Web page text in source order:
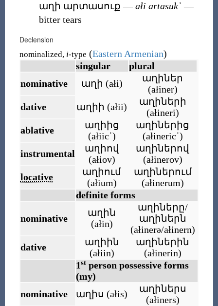
աղի արտասուք ―ałi artasukʿ ―
bitter tears
Declension
nominalized, i-type (Eastern Armenian)
singular
plural
nominative
աղի (ałi)
աղիներ
(ałiner)
dative
աղիի (ałii)
աղիների
(ałineri)
ablative
աղիից
(ałiicʿ)
աղիներից
(ałinericʿ)
instrumental
աղիով
(ałiov)
աղիներով
(ałinerov)
locative
աղիում
(ałium)
աղիներում
(ałinerum)
definite forms
nominative
աղին
(ałin)
աղիները/
աղիներն
(ałinerə/ałinern)
dative
աղիին
(ałiin)
աղիներին
(ałinerin)
1stperson possessive forms
(my)
nominative
աղիս (ałis)
աղիներս
(ałiners)